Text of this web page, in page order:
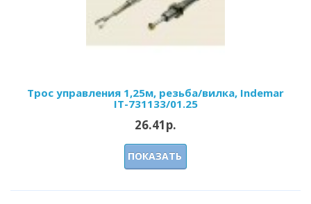
Трос управления 1,25м, резьба/вилка, Indemar
IT-731133/01.25
26.41р.
ПОКАЗАТЬ